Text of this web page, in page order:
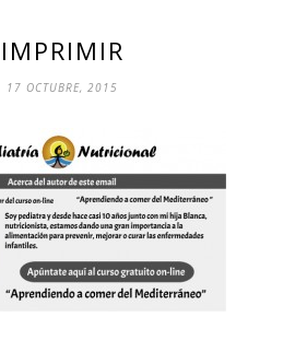
IMPRIMIR
17 OCTUBRE, 2015